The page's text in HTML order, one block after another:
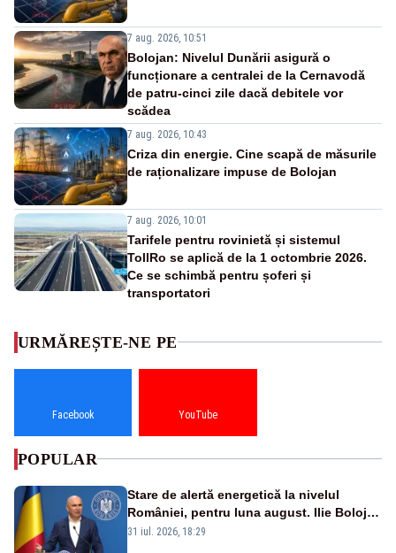
7 aug. 2026, 10:51
Bolojan: Nivelul Dunării asigură o
funcționare a centralei de la Cernavodă
de patru-cinci zile dacă debitele vor
scădea
7 aug. 2026, 10:43
Criza din energie. Cine scapă de măsurile
de raționalizare impuse de Bolojan
7 aug. 2026, 10:01
Tarifele pentru rovinietă și sistemul
TollRo se aplică de la 1 octombrie 2026.
Ce se schimbă pentru șoferi și
transportatori
URMĂREȘTE-NE PE
Facebook YouTube
POPULAR
Stare de alertă energetică la nivelul
României, pentru luna august. Ilie Bolojan
a anunțat importuri și posibile restricții –
31 iul. 2026, 18:29